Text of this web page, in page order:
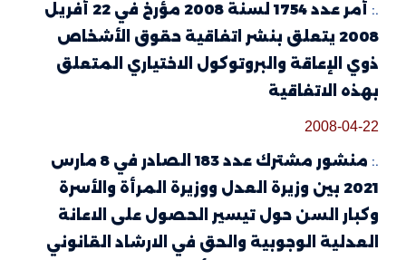
أمر عدد 1754 لسنة 2008 مؤرخ في 22 أفريل
2008 يتعلق بنشر اتفاقية حقوق الأشخاص
ذوي الإعاقة والبروتوكول الاختياري المتعلق
بهذه الاتفاقية
2008-04-22
منشور مشترك عدد 183 الصادر في 8 مارس
2021 بين وزيرة العدل ووزيرة المرأة والأسرة
وكبار السن حول تيسير الحصول على الاعانة
العدلية الوجوبية والحق في الارشاد القانوني